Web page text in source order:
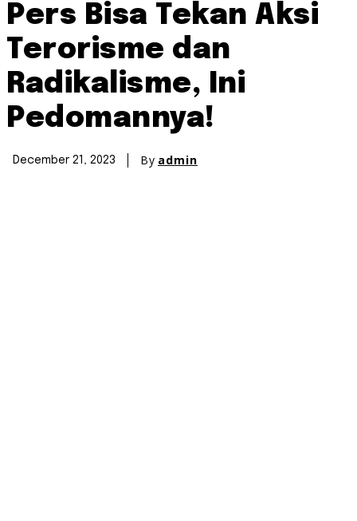
Pers Bisa Tekan Aksi
Terorisme dan
Radikalisme, Ini
Pedomannya!
December 21, 2023 By admin